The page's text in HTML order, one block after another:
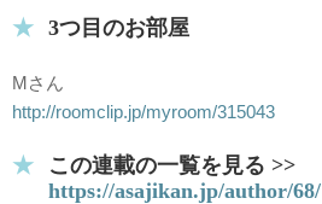
3つ目のお部屋
Mさん
http://roomclip.jp/myroom/315043
この連載の一覧を見る >>
https://asajikan.jp/author/68/